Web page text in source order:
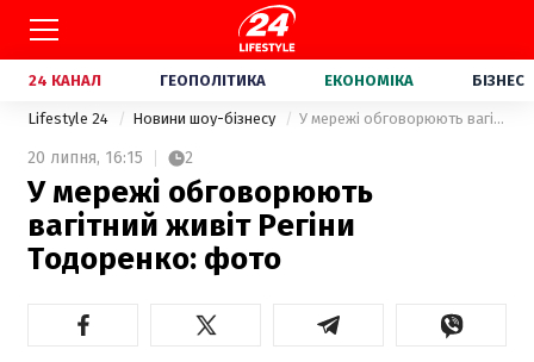
24 КАНАЛ ГЕОПОЛІТИКА ЕКОНОМІКА БІЗНЕС
Lifestyle 24 Новини шоу-бізнесу У мережі обговорюють вагітний живіт Регіни Тодоренко: фото
20 липня, 16:15 2
У мережі обговорюють
вагітний живіт Регіни
Тодоренко: фото